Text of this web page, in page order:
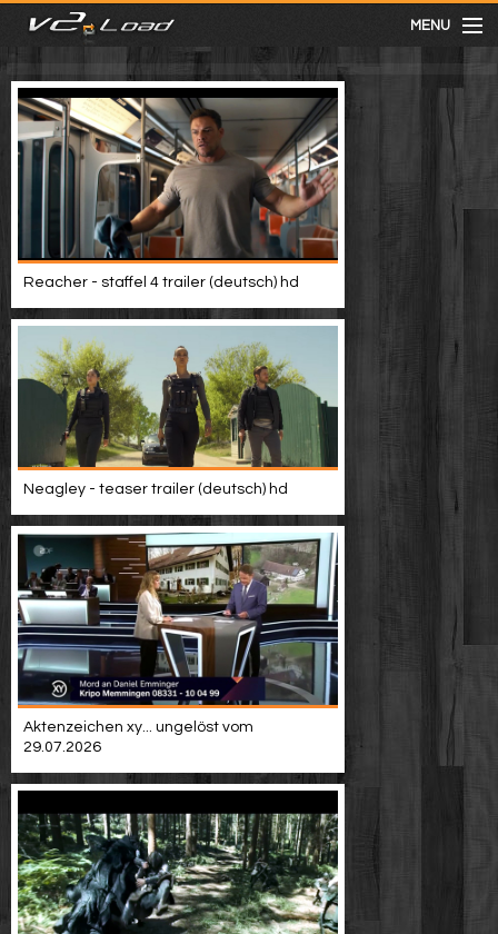
MENU
meist gesehen
neuste
kategorien
Menu
mit facebook anmelden
Informationen
Video suchen
Reacher - staffel 4 trailer (deutsch) hd
Neagley - teaser trailer (deutsch) hd
Aktenzeichen xy... ungelöst vom
29.07.2026